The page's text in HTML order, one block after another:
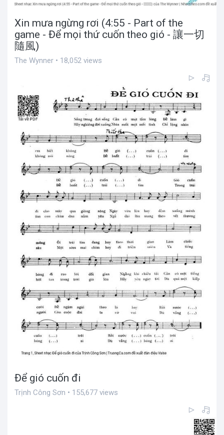
Xin mưa ngừng rơi (4:55 - Part of the
game - Để mọi thứ cuốn theo gió - 讓一切
隨風)
The Wynner • 18,052 views
Để gió cuốn đi
Trịnh Công Sơn • 155,677 views